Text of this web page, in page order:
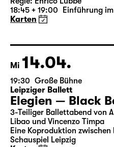
19:30 — 21:20 Große Bühne
Woyzeck
18:45 + 19:00 Einführung
Karten
Mi 14.04.
19:30 Große Bühne
Leipziger Ballett
Elegien — Black